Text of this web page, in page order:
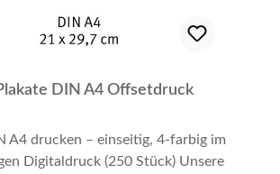
Abschließen Ihrer Bestellung
Anweisungen. Vielen Dank.
DIN A4 Offsetdruck
A4 drucken – einseitig, 4-farbig im
Digitaldruck (250 Stück) Unsere